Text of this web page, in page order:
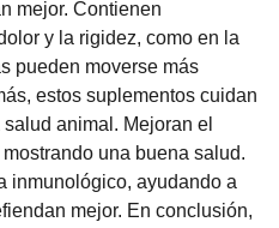
mejor. Contienen
y la rigidez, como en la
pueden moverse más
estos suplementos cuidan
animal. Mejoran el
una buena salud.
inmunológico, ayudando a
mejor. En conclusión,